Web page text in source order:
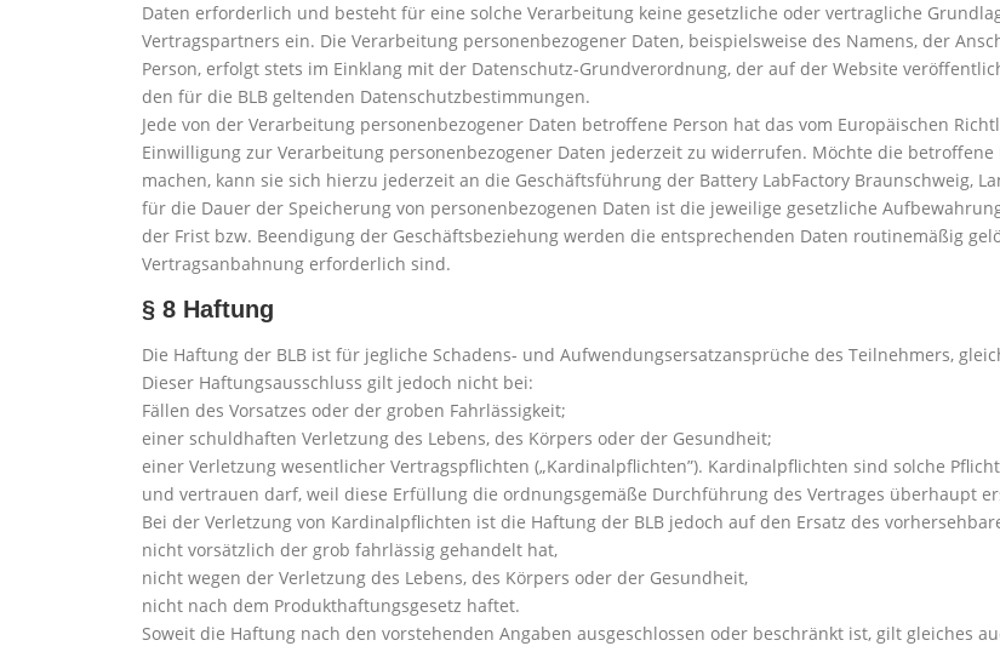
Daten erforderlich und besteht für eine solche Verarbeitung keine gesetzliche oder vertragliche
Vertragspartners ein. Die Verarbeitung personenbezogener Daten, beispielsweise des Namens, der
Person, erfolgt stets im Einklang mit der Datenschutz-Grundverordnung, der auf der Website
den für die BLB geltenden Datenschutzbestimmungen.
Jede von der Verarbeitung personenbezogener Daten betroffene Person hat das vom Europäischen
Einwilligung zur Verarbeitung personenbezogener Daten jederzeit zu widerrufen. Möchte die
machen, kann sie sich hierzu jederzeit an die Geschäftsführung der Battery LabFactory Braunschweig,
für die Dauer der Speicherung von personenbezogenen Daten ist die jeweilige gesetzliche
der Frist bzw. Beendigung der Geschäftsbeziehung werden die entsprechenden Daten routinemäßig
Vertragsanbahnung erforderlich sind.
§ 8 Haftung
Die Haftung der BLB ist für jegliche Schadens- und Aufwendungsersatzansprüche des Teilnehmers,
Dieser Haftungsausschluss gilt jedoch nicht bei:
Fällen des Vorsatzes oder der groben Fahrlässigkeit;
einer schuldhaften Verletzung des Lebens, des Körpers oder der Gesundheit;
einer Verletzung wesentlicher Vertragspflichten („Kardinalpflichten”). Kardinalpflichten sind solche
und vertrauen darf, weil diese Erfüllung die ordnungsgemäße Durchführung des Vertrages überhaupt
Bei der Verletzung von Kardinalpflichten ist die Haftung der BLB jedoch auf den Ersatz des
nicht vorsätzlich der grob fahrlässig gehandelt hat,
nicht wegen der Verletzung des Lebens, des Körpers oder der Gesundheit,
nicht nach dem Produkthaftungsgesetz haftet.
Soweit die Haftung nach den vorstehenden Angaben ausgeschlossen oder beschränkt ist, gilt gleiches